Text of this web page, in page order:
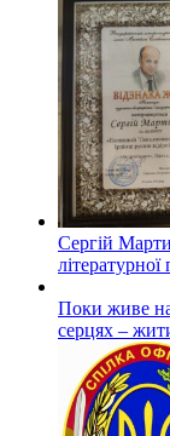
Сергій
Поки живе
серцях –